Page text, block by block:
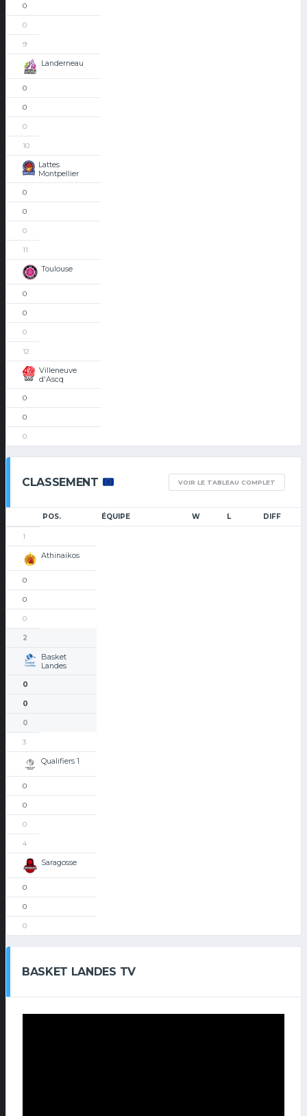
0
0
9
Landerneau
0
0
0
10
Lattes
Montpellier
0
0
0
11
Toulouse
0
0
0
12
Villeneuve
d'Ascq
0
0
0
CLASSEMENT VOIR LE TABLEAU COMPLET
POS. ÉQUIPE W L DIFF
1
Athinaikos
0
0
0
2
Basket
Landes
0
0
0
3
Qualifiers 1
0
0
0
4
Saragosse
0
0
0
BASKET LANDES TV